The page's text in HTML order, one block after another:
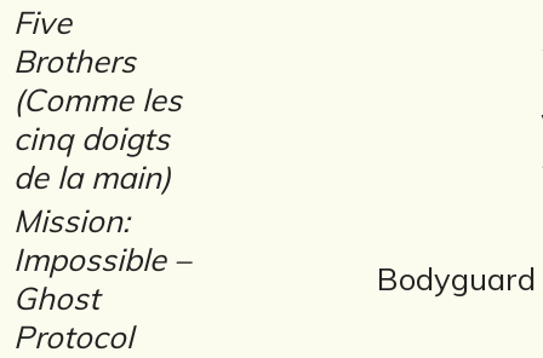
Five
Brothers
(Comme les
cinq doigts
de la main)
Mission:
Impossible –
Ghost
Protocol
Bodyguard